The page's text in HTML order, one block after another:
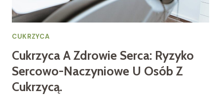
CUKRZYCA
Cukrzyca A Zdrowie Serca: Ryzyko
Sercowo-Naczyniowe U Osób Z
Cukrzycą.